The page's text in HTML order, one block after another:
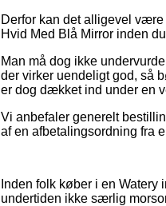
Derfor kan det alligevel
Hvid Med Blå Mirror inden
Man må dog ikke
der virker uendeligt god, så
er dog dækket ind under en
Vi anbefaler generelt
af en afbetalingsordning fra
Inden folk køber i en
undertiden ikke særlig